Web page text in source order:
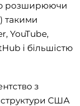
розширюючи
такими
YouTube,
і більшістю
з
США